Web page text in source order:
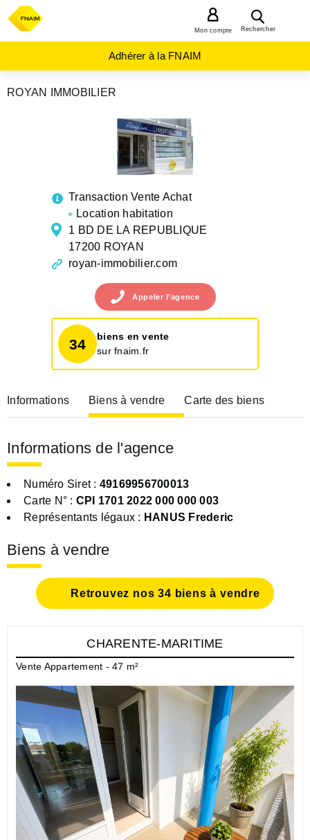
Rechercher
Mon compte
Adhérer à la FNAIM
ROYAN IMMOBILIER
Transaction Vente Achat
Location habitation
1 BD DE LA REPUBLIQUE
17200 ROYAN
royan-immobilier.com
Appeler l’agence
34
biens en vente
sur fnaim.fr
Informations Biens à vendre Carte des biens
Informations de l'agence
Numéro Siret : 49169956700013
Carte N° : CPI 1701 2022 000 000 003
Représentants légaux : HANUS Frederic
Biens à vendre
Retrouvez nos 34 biens à vendre
CHARENTE-MARITIME
Vente Appartement - 47 m²